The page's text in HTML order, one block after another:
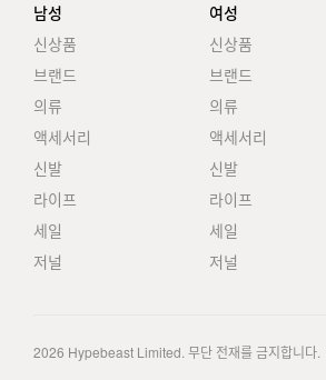
남성
신상품
브랜드
의류
액세서리
신발
라이프
세일
저널
여성
신상품
브랜드
의류
액세서리
신발
라이프
세일
저널
2026 Hypebeast Limited. 무단 전재를 금지합니다.